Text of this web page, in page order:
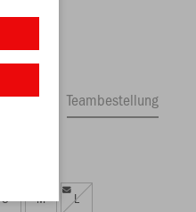
Teambestellung
S M L